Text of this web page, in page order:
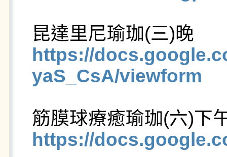
https://
yaS_CsA/viewform
https://